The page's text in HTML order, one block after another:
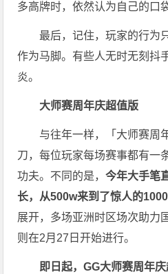
多高牌时，依然认为自己的口
最后，记住，玩家的行为
作为马脚。有些人无时无刻抖
炎。
大师赛周年庆超值版
与往年一样，「大师赛周
刀，每位玩家每场赛事都有一
功夫。不同的是，今年大手笔
长，从500w来到了惊人的
展开，多场亚洲时区场次助力
则在2月27日开始进行。
即日起，GG大师赛周年